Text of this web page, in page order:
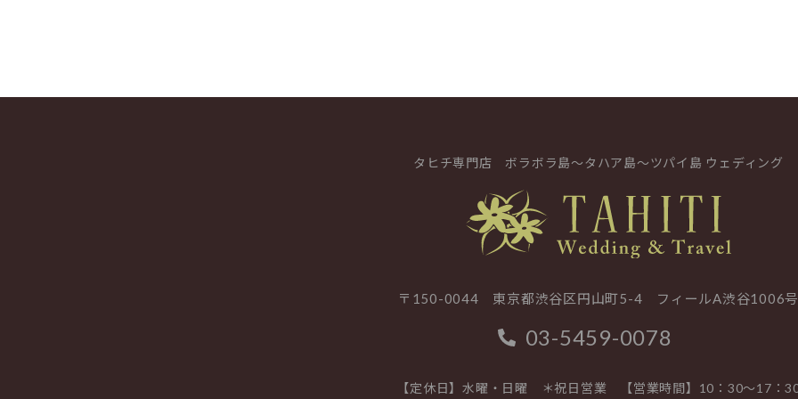
タヒチ専門店ボラボラ島～タハア島～ツパイ島 ウェディング
〒150-0044 東京都渋谷区円山町5-4 フィールA渋谷1006
03-5459-0078
【定休日】水曜・日曜 ＊祝日営業 【営業時間】10：30～17：